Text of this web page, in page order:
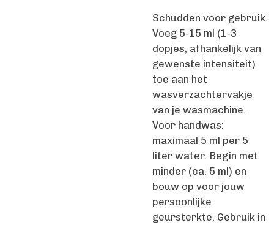
Schudden voor gebruik.
Voeg 5-15 ml (1-3
dopjes, afhankelijk van
gewenste intensiteit)
toe aan het
wasverzachtervakje
van je wasmachine.
Voor handwas:
maximaal 5 ml per 5
liter water. Begin met
minder (ca. 5 ml) en
bouw op voor jouw
persoonlijke
geursterkte. Gebruik in